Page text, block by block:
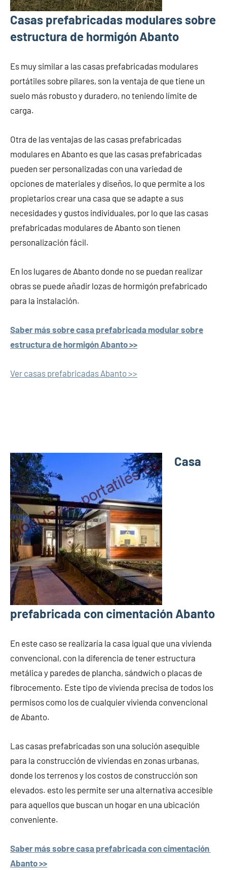
Casas prefabricadas modulares sobre
estructura de hormigón Abanto
Es muy similar a las casas prefabricadas modulares
portátiles sobre pilares, son la ventaja de que tiene un
suelo más robusto y duradero, no teniendo límite de
carga.
Otra de las ventajas de las casas prefabricadas
modulares en Abanto es que las casas prefabricadas
pueden ser personalizadas con una variedad de
opciones de materiales y diseños, lo que permite a los
propietarios crear una casa que se adapte a sus
necesidades y gustos individuales, por lo que las casas
prefabricadas modulares de Abanto son tienen
personalización fácil.
En los lugares de Abanto donde no se puedan realizar
obras se puede añadir lozas de hormigón prefabricado
para la instalación.
Saber más sobre casa prefabricada modular sobre
estructura de hormigón Abanto >>
Ver casas prefabricadas Abanto >>
Casa
prefabricada con cimentación Abanto
En este caso se realizaría la casa igual que una vivienda
convencional, con la diferencia de tener estructura
metálica y paredes de plancha, sándwich o placas de
fibrocemento. Este tipo de vivienda precisa de todos los
permisos como los de cualquier vivienda convencional
de Abanto.
Las casas prefabricadas son una solución asequible
para la construcción de viviendas en zonas urbanas,
donde los terrenos y los costos de construcción son
elevados. esto les permite ser una alternativa accesible
para aquellos que buscan un hogar en una ubicación
conveniente.
Saber más sobre casa prefabricada con cimentación
Abanto >>